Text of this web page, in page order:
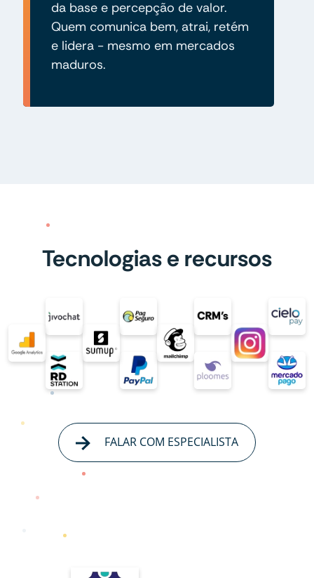
da base e percepção de valor.
Quem comunica bem, atrai, retém
e lidera - mesmo em mercados
maduros.
Tecnologias e recursos
FALAR COM ESPECIALISTA